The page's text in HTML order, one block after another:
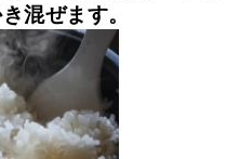
混ぜます。